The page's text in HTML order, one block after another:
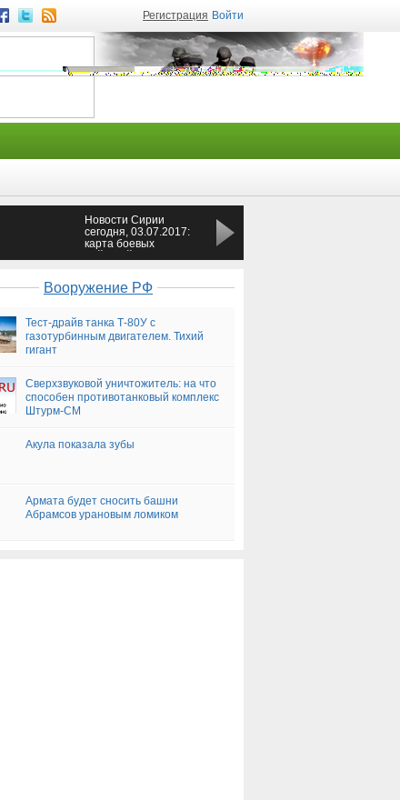
Регистрация Войти
Новости Сирии
сегодня, 03.07.2017:
карта боевых
Сирии сегодня, 3 июля
2017
Вооружение РФ
Тест-драйв танка Т-80У с
газотурбинным двигателем. Тихий
гигант
Сверхзвуковой уничтожитель: на что
способен противотанковый комплекс
Штурм-СМ
Акула показала зубы
Армата будет сносить башни
Абрамсов урановым ломиком